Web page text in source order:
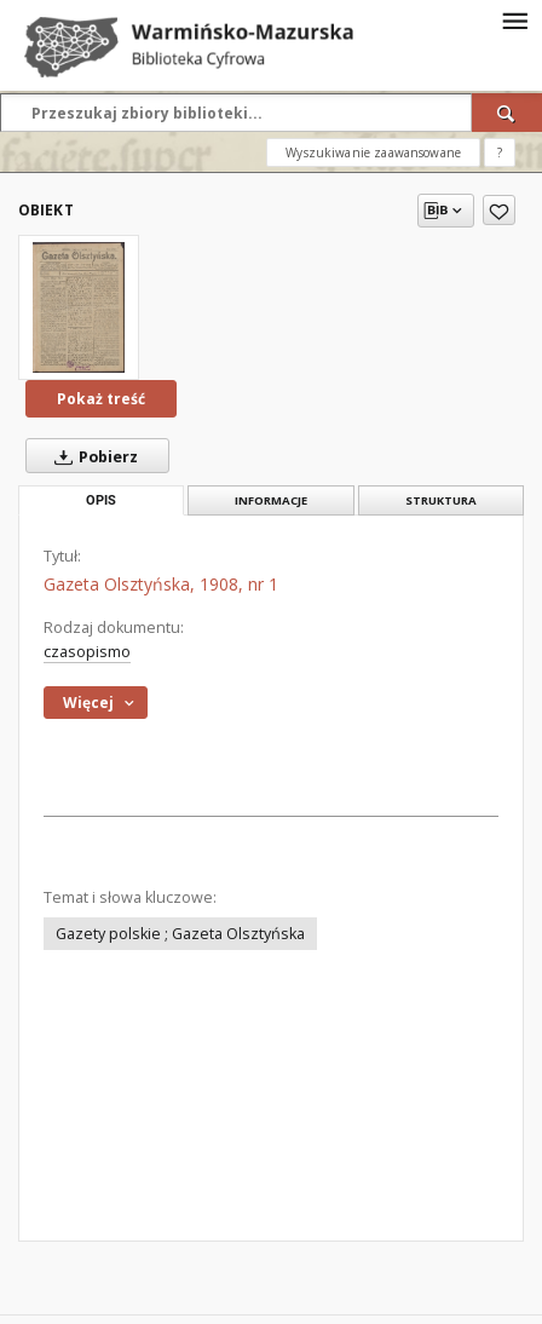
Wyszukiwanie zaawansowane ?
OBIEKT
Pokaż treść
Pobierz
OPIS INFORMACJE STRUKTURA
Tytuł:
Gazeta Olsztyńska, 1908, nr 1
Rodzaj dokumentu:
czasopismo
Więcej
Temat i słowa kluczowe:
Gazety polskie ; Gazeta Olsztyńska